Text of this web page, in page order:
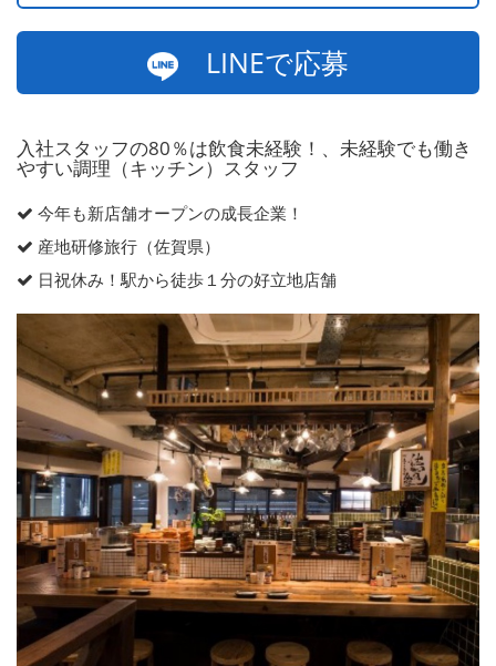
LINEで応募
入社スタッフの80％は飲食未経験！、未経験でも働き
やすい調理（キッチン）スタッフ
今年も新店舗オープンの成長企業！
産地研修旅行（佐賀県）
日祝休み！駅から徒歩１分の好立地店舗